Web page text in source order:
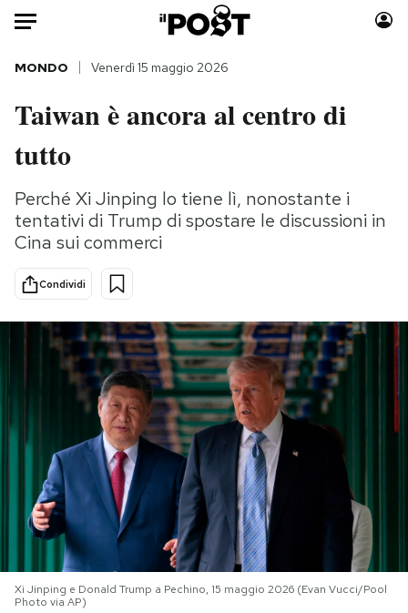
Auto
HOME
Italia
Politica
Tecnologia
Scienza
Economia
Sport
Consumismi
Storie/Idee
Altrecose
Mondiali calcio 2026
PODCAST
NEWSLETTER
I MIEI PREFERITI
MONDO Venerdì 15 maggio 2026
Taiwan è ancora al centro di
tutto
Perché Xi Jinping lo tiene lì, nonostante i
tentativi di Trump di spostare le discussioni in
Cina sui commerci
Condividi
Xi Jinping e Donald Trump a Pechino, 15 maggio 2026 (Evan Vucci/Pool
Photo via AP)